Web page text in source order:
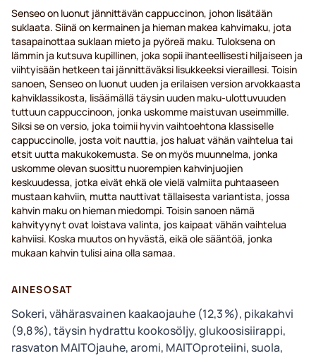
Senseo on luonut jännittävän cappuccinon, johon lisätään
suklaata. Siinä on kermainen ja hieman makea kahvimaku, jota
tasapainottaa suklaan mieto ja pyöreä maku. Tuloksena on
lämmin ja kutsuva kupillinen, joka sopii ihanteellisesti hiljaiseen ja
viihtyisään hetkeen tai jännittäväksi lisukkeeksi vieraillesi. Toisin
sanoen, Senseo on luonut uuden ja erilaisen version arvokkaasta
kahviklassikosta, lisäämällä täysin uuden maku-ulottuvuuden
tuttuun cappuccinoon, jonka uskomme maistuvan useimmille.
Siksi se on versio, joka toimii hyvin vaihtoehtona klassiselle
cappuccinolle, josta voit nauttia, jos haluat vähän vaihtelua tai
etsit uutta makukokemusta. Se on myös muunnelma, jonka
uskomme olevan suosittu nuorempien kahvinjuojien
keskuudessa, jotka eivät ehkä ole vielä valmiita puhtaaseen
mustaan kahviin, mutta nauttivat tällaisesta variantista, jossa
kahvin maku on hieman miedompi. Toisin sanoen nämä
kahvityynyt ovat loistava valinta, jos kaipaat vähän vaihtelua
kahviisi. Koska muutos on hyvästä, eikä ole sääntöä, jonka
mukaan kahvin tulisi aina olla samaa.
AINESOSAT
Sokeri, vähärasvainen kaakaojauhe (12,3 %), pikakahvi
(9,8 %), täysin hydrattu kookosöljy, glukoosisiirappi,
rasvaton MAITOjauhe, aromi, MAITOproteiini, suola,